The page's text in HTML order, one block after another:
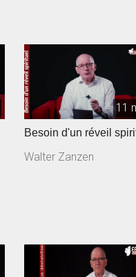
11
Besoin d'un réveil
Walter Zanzen